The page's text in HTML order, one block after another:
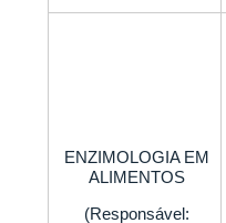
ENZIMOLOGIA EM
ALIMENTOS
(Responsável: